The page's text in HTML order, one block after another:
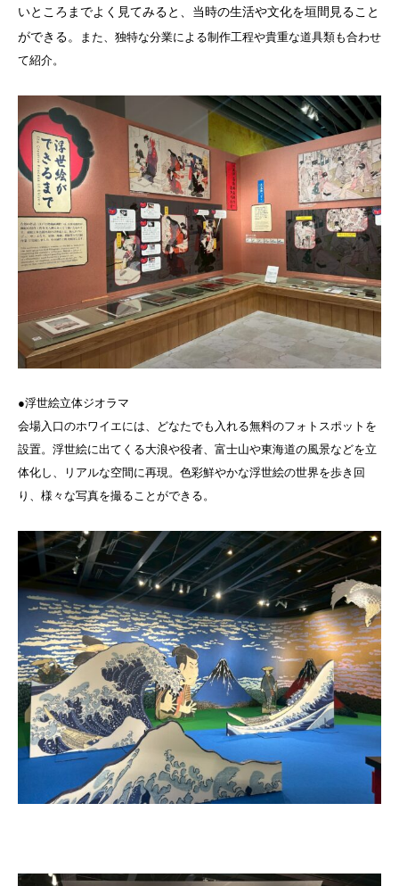
いところまでよく見てみると、当時の生活や文化を垣間見ること
ができる。
また、独特な分業による制作工程や貴重な道具類も合わせ
て紹介。
●浮世絵立体ジオラマ
会場入口のホワイエには、どなたでも入れる無料のフォトスポットを
設置。浮世絵に出てくる大浪や役者、富士山や東海道の風景などを立
体化し、リアルな空間に再現。色彩鮮やかな浮世絵の世界を歩き回
り、様々な写真を撮ることができる。